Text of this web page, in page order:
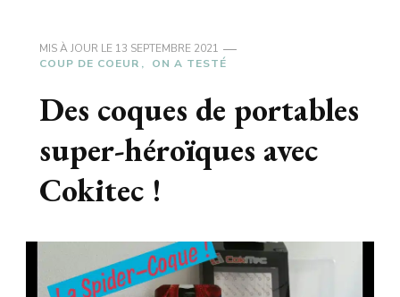
MIS À JOUR LE 13 SEPTEMBRE 2021
COUP DE COEUR
ON A TESTÉ
Des coques de portables
super-héroïques avec
Cokitec !